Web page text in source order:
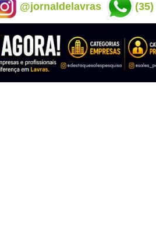
@jornaldelavras